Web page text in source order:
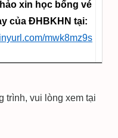
xin học bổng vé
của ĐHBKHN tại:
mwk8mz9s
trình, vui lòng xem tại